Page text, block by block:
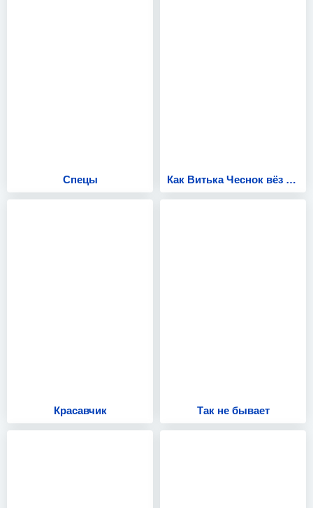
Спецы Как Витька Чеснок вёз Лёху Штыря в дом инвалидов
Красавчик Так не бывает